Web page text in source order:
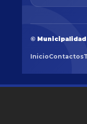
© Municipalidad
InicioContactos